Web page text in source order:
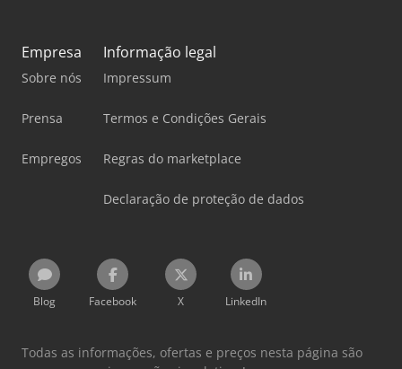
Empresa
Sobre nós
Prensa
Empregos
Informação legal
Impressum
Termos e Condições Gerais
Regras do marketplace
Declaração de proteção de dados
Blog Facebook X LinkedIn
Todas as informações, ofertas e preços nesta página são